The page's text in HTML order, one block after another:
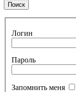
Логин
Пароль
Запомнить меня